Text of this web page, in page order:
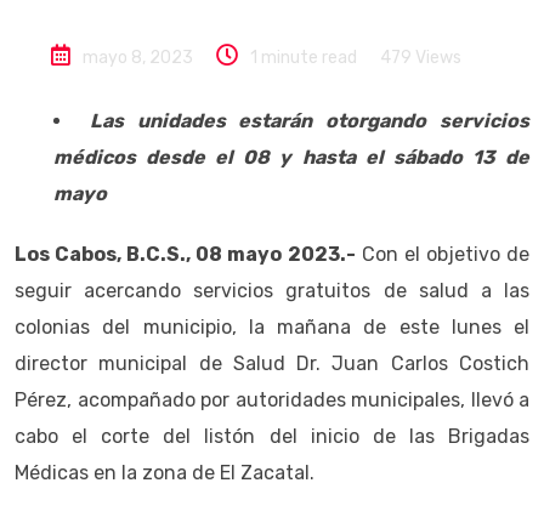
mayo 8, 2023 1 minute read 479 Views
Las unidades estarán otorgando servicios
médicos desde el 08 y hasta el sábado 13 de
mayo
Los Cabos, B.C.S., 08 mayo 2023.- Con el objetivo de
seguir acercando servicios gratuitos de salud a las
colonias del municipio, la mañana de este lunes el
director municipal de Salud Dr. Juan Carlos Costich
Pérez, acompañado por autoridades municipales, llevó a
cabo el corte del listón del inicio de las Brigadas
Médicas en la zona de El Zacatal.